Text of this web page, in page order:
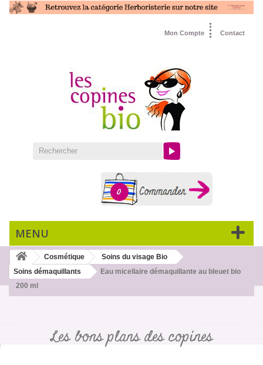
Contact
Mon Compte
0
MENU
Cosmétique
Soins du visage Bio
Soins démaquillants
Eau micellaire démaquillante au bleuet bio
200 ml
Les bons plans des copines